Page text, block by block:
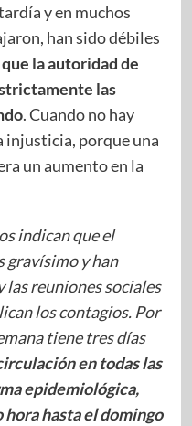
y en muchos
han sido débiles
la autoridad de
las
. Cuando no hay
injusticia, porque una
un aumento en la
indican que el
gravísimo y han
las reuniones sociales
los contagios. Por
tiene tres días
en todas las
epidemiológica,
hora hasta el domingo